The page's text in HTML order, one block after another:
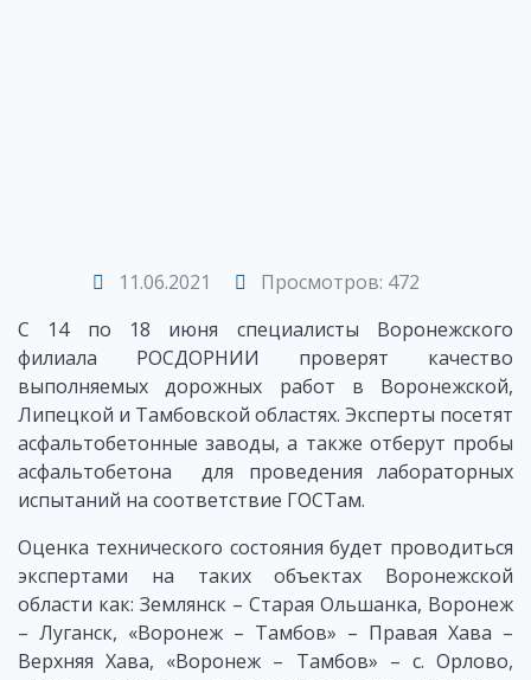
11.06.2021
Просмотров: 472
C 14 по 18 июня специалисты Воронежского
филиала РОСДОРНИИ проверят качество
выполняемых дорожных работ в Воронежской,
Липецкой и Тамбовской областях. Эксперты посетят
асфальтобетонные заводы, а также отберут пробы
асфальтобетона для проведения лабораторных
испытаний на соответствие ГОСТам.
Оценка технического состояния будет проводиться
экспертами на таких объектах Воронежской
области как: Землянск – Старая Ольшанка, Воронеж
– Луганск, «Воронеж – Тамбов» – Правая Хава –
Верхняя Хава, «Воронеж – Тамбов» – с. Орлово,